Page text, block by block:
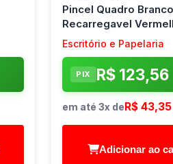
Pincel Quadro
Recarregavel
(Cx.c/12)
Escritório e Papelaria
PIX R$ 123,56
em até 3x deR$ 43,35
Adicionar ao